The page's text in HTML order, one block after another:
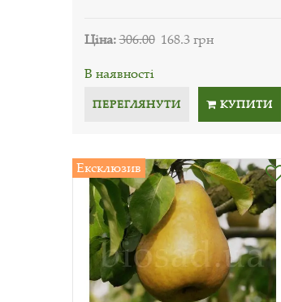
Ціна:306.00 168.3 грн
В наявності
ПЕРЕГЛЯНУТИ КУПИТИ
Ексклюзив